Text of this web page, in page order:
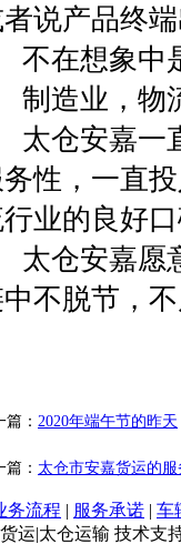
说产品终
不在想象中
制造业，物
太仓安嘉一
务性，一直
业的良好
太仓安嘉愿
不脱节，
篇： 2020年端午节的昨天
篇： 太仓市安嘉货运的服
务流程 | 服务承诺 | 车
运|太仓运输 技术支